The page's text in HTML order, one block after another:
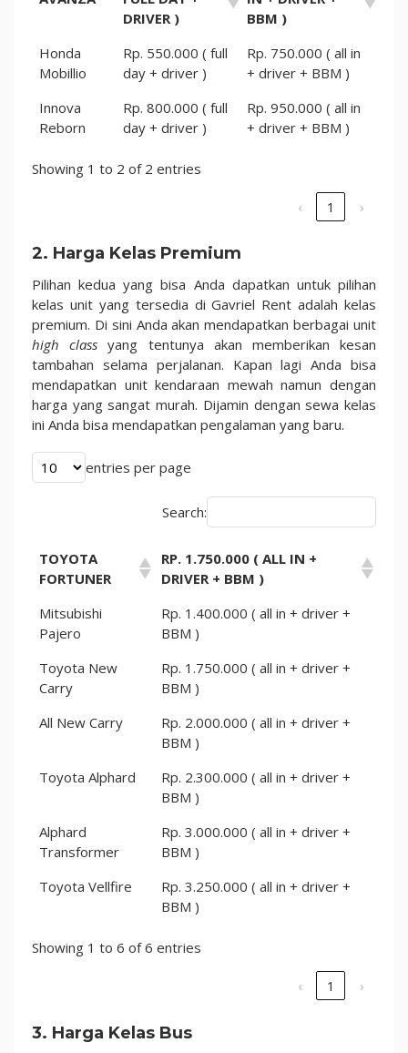
DRIVER )
BBM )
Honda
Mobillio
Rp. 550.000 ( full
day + driver )
Rp. 750.000 ( all in
+ driver + BBM )
Innova
Reborn
Rp. 800.000 ( full
day + driver )
Rp. 950.000 ( all in
+ driver + BBM )
Showing 1 to 2 of 2 entries
‹ 1 ›
2. Harga Kelas Premium
Pilihan kedua yang bisa Anda dapatkan untuk pilihan
kelas unit yang tersedia di Gavriel Rent adalah kelas
premium. Di sini Anda akan mendapatkan berbagai unit
high class yang tentunya akan memberikan kesan
tambahan selama perjalanan. Kapan lagi Anda bisa
mendapatkan unit kendaraan mewah namun dengan
harga yang sangat murah. Dijamin dengan sewa kelas
ini Anda bisa mendapatkan pengalaman yang baru.
entries per page
Search:
TOYOTA
FORTUNER
RP. 1.750.000 ( ALL IN +
DRIVER + BBM )
Mitsubishi
Pajero
Rp. 1.400.000 ( all in + driver +
BBM )
Toyota New
Carry
Rp. 1.750.000 ( all in + driver +
BBM )
All New Carry
Rp. 2.000.000 ( all in + driver +
BBM )
Toyota Alphard
Rp. 2.300.000 ( all in + driver +
BBM )
Alphard
Transformer
Rp. 3.000.000 ( all in + driver +
BBM )
Toyota Vellfire
Rp. 3.250.000 ( all in + driver +
BBM )
Showing 1 to 6 of 6 entries
‹ 1 ›
3. Harga Kelas Bus